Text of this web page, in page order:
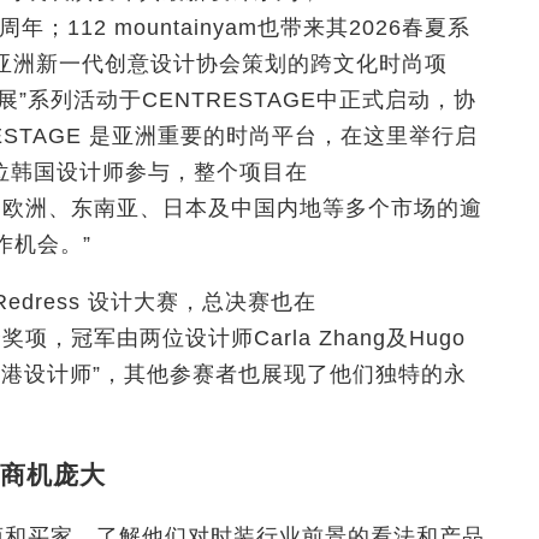
年；112 mountainyam也带来其2026春夏系
新一代创意设计协会策划的跨文化时尚项
”系列活动于CENTRESTAGE中正式启动，协
是亚洲重要的时尚平台，在这里举行启
国设计师参与，整个项目在
洲、东南亚、日本及中国内地等多个市场的逾
机会。”
设计大赛，总决赛也在
项，冠军由两位设计师Carla Zhang及Hugo
设计师”，其他参赛者也展现了他们独特的永
机庞大